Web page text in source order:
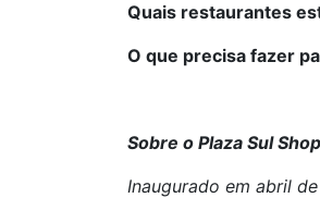
Quais restaurantes
O que precisa fazer
Sobre o Plaza Sul
Inaugurado em abril